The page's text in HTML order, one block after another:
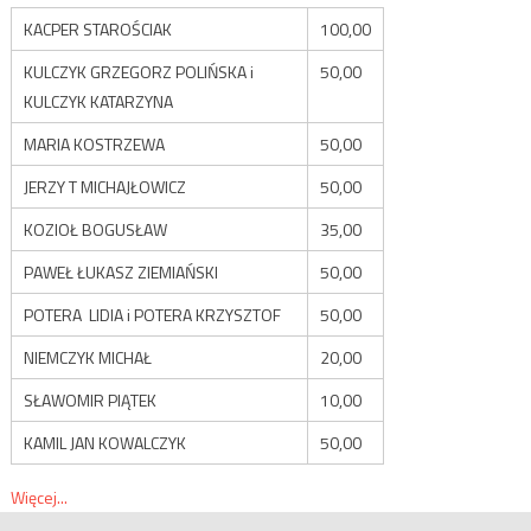
KACPER STAROŚCIAK
100,00
KULCZYK GRZEGORZ POLIŃSKA i
KULCZYK KATARZYNA
50,00
MARIA KOSTRZEWA
50,00
JERZY T MICHAJŁOWICZ
50,00
KOZIOŁ BOGUSŁAW
35,00
PAWEŁ ŁUKASZ ZIEMIAŃSKI
50,00
POTERA LIDIA i POTERA KRZYSZTOF
50,00
NIEMCZYK MICHAŁ
20,00
SŁAWOMIR PIĄTEK
10,00
KAMIL JAN KOWALCZYK
50,00
Więcej...